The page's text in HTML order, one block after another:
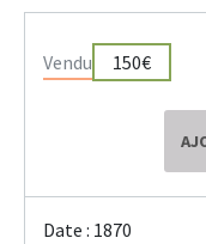
Vendu 150€
Date : 1870